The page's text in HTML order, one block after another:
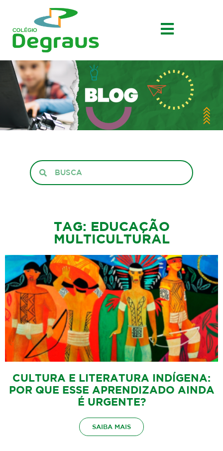
TAG: EDUCAÇÃO
MULTICULTURAL
CULTURA E LITERATURA INDÍGENA:
POR QUE ESSE APRENDIZADO AINDA
É URGENTE?
SAIBA MAIS